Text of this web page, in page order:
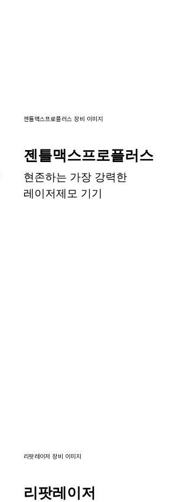
젠틀맥스프로플러스 장비 이미지
젠틀맥스프로플러스
현존하는 가장 강력한
레이저제모 기기
리팟레이저 장비 이미지
리팟레이저